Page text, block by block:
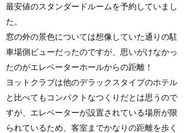
最安値のスタンダードルームを予約していまし
た。
窓の外の景色については想像していた通りの駐
車場側ビューだったのですが、思いがけなかっ
たのがエレベーターホールからの距離！
ヨットクラブは他のデラックスタイプのホテル
と比べてもコンパクトなつくりだとは思うので
すが、エレベーターが設置されている場所が限
られているため、客室までかなりの距離を歩く